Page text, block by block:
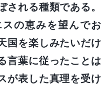
される種類である。
の恵みを望んでお
国を楽しみたいだけ
言葉に従ったことは
が表した真理を受け